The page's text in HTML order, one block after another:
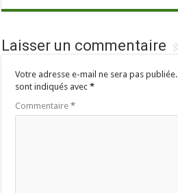
Laisser un commentaire
Votre adresse e-mail ne sera pas publiée.
sont indiqués avec*
Commentaire*